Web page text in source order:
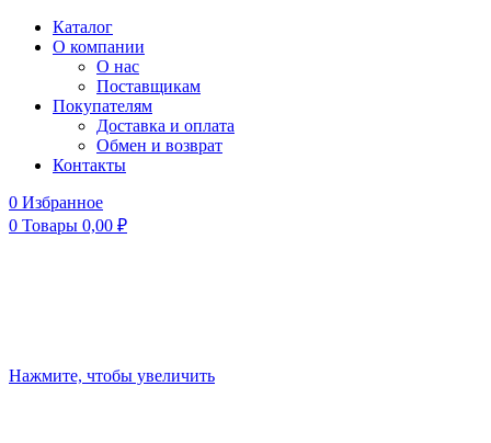
Каталог
О компании
О нас
Поставщикам
Покупателям
Доставка и оплата
Обмен и возврат
Контакты
0 Избранное
0 Товары 0,00 ₽
Нажмите, чтобы увеличить